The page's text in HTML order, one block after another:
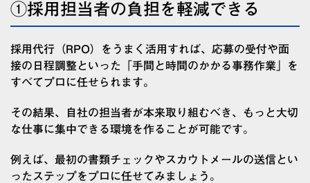
①採用担当者の負担を軽減できる
採用代行（RPO）をうまく活用すれば、応募の受付や面
接の日程調整といった「手間と時間のかかる事務作業」を
すべてプロに任せられます。
その結果、自社の担当者が本来取り組むべき、もっと大切
な仕事に集中できる環境を作ることが可能です。
例えば、最初の書類チェックやスカウトメールの送信とい
ったステップをプロに任せてみましょう。